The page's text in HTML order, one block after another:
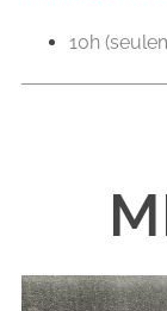
10h